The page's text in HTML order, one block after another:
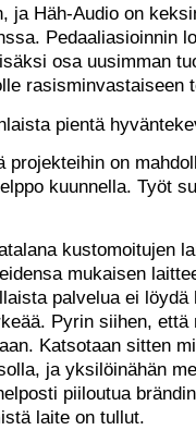
ja Häh-Audio on
Pedaaliasioinnin
osa uusimman
rasisminvastaiseen
pientä
on
kuunnella. Työt
kustomoitujen
mukaisen
palvelua ei löydä
Pyrin siihen, että
Katsotaan sitten
ja yksilöinähän
piiloutua
laite on tullut.